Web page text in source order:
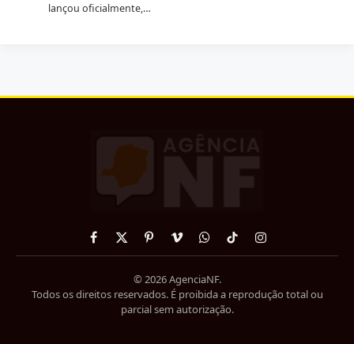
lançou oficialmente,…
Facebook
X
(Twitter)
PinterestVimeoWhatsApp
TikTokInstagram
© 2026 AgenciaNF.
Todos os direitos reservados. É proibida a reprodução total ou
parcial sem autorização.